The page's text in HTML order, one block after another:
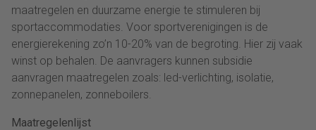
maatregelen en duurzame energie te stimuleren bij
sportaccommodaties. Voor sportverenigingen is de
energierekening zo’n 10-20% van de begroting. Hier zij vaak
winst op behalen. De aanvragers kunnen subsidie
aanvragen maatregelen zoals: led-verlichting, isolatie,
zonnepanelen, zonneboilers.
Maatregelenlijst